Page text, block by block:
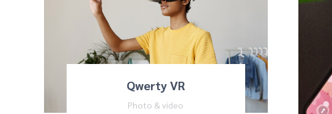
Qwerty VR
Photo & video